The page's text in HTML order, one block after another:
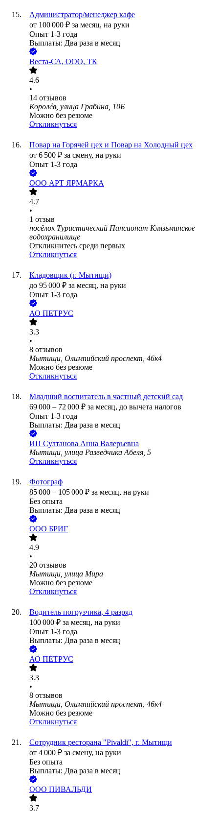
Администратор/менеджер кафе
от 100 000 ₽ за месяц, на руки
Опыт 1-3 года
Выплаты: Два раза в месяц
Веста-СА, ООО, ТК
4.6
•
14 отзывов
Королёв, улица Грабина, 10Б
Можно без резюме
Откликнуться
Повар на Горячей цех и Повар на Холодный цех
от 6 500 ₽ за смену, на руки
Опыт 1-3 года
ООО АРТ ЯРМАРКА
4.7
•
1 отзыв
посёлок Туристический Пансионат Клязьминское
водохранилище
Откликнитесь среди первых
Откликнуться
Кладовщик (г. Мытищи)
до 95 000 ₽ за месяц, на руки
Опыт 1-3 года
АО ПЕТРУС
3.3
•
8 отзывов
Мытищи, Олимпийский проспект, 46к4
Можно без резюме
Откликнуться
Младший воспитатель в частный детский сад
69 000 – 72 000 ₽ за месяц, до вычета налогов
Опыт 1-3 года
Выплаты: Два раза в месяц
ИП Султанова Анна Валерьевна
Мытищи, улица Разведчика Абеля, 5
Откликнуться
Фотограф
85 000 – 105 000 ₽ за месяц, на руки
Без опыта
Выплаты: Два раза в месяц
ООО БРИГ
4.9
•
20 отзывов
Мытищи, улица Мира
Можно без резюме
Откликнуться
Водитель погрузчика, 4 разряд
100 000 ₽ за месяц, на руки
Опыт 1-3 года
Выплаты: Два раза в месяц
АО ПЕТРУС
3.3
•
8 отзывов
Мытищи, Олимпийский проспект, 46к4
Можно без резюме
Откликнуться
Сотрудник ресторана "Pivaldi", г. Мытищи
от 4 000 ₽ за смену, на руки
Без опыта
Выплаты: Два раза в месяц
ООО ПИВАЛЬДИ
3.7